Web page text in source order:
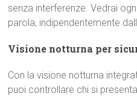
senza interferenze. Vedrai
parola, indipendentemente
Visione notturna per
Con la visione notturna
puoi controllare chi si